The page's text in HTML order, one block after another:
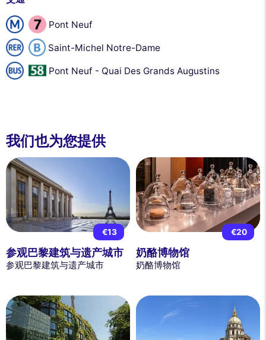
Pont Neuf
Saint-Michel Notre-Dame
Pont Neuf - Quai Des Grands Augustins
我们也为您提供
€13
参观巴黎建筑与遗产城市
参观巴黎建筑与遗产城市
€20
奶酪博物馆
奶酪博物馆